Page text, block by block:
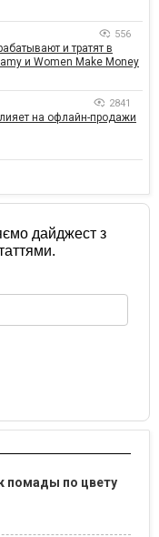
556
и тратят в
и Women Make Money
2841
на офлайн-продажи
дайджест з
помады по цвету